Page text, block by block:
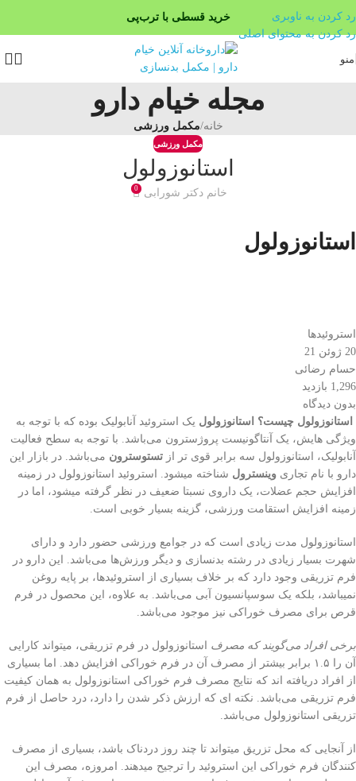
خرید قسطی با ترب‌پی
۴ قسط، بدون کارمزد
بدون ضامن، بدون سود
رد کردن به ناوبری
رد کردن به محتوای اصلی
منو
مجله خیام دارو
خانه/مکمل ورزشی
مکمل ورزشی
استانوزولول
خانم دکتر شورابی 0
استانوزولول
استروئیدها
20 ژوئن 21
حسام رضائی
1,296 بازدید
بدون دیدگاه
استانوزولول چیست؟ استانوزولول یک استروئید آنابولیک بوده که با توجه به
ویژگی هایش، یک آنتاگونیست پروژسترون می‌باشد. با توجه به سطح فعالیت
آنابولیک، استانوزولول سه برابر قوی تر از تستوسترون می‌باشد. در بازار این
دارو با نام تجاری وینسترول شناخته میشود. استروئید استانوزولول در زمینه
افزایش حجم عضلات، یک داروی نسبتا ضعیف در نظر گرفته میشود، اما در
زمینه افزایش استقامت ورزشی، گزینه بسیار خوبی‌ است.
استانوزولول مدت زیادی است که در جوامع ورزشی حضور دارد و دارای
شهرت بسیار زیادی در رشته بدنسازی و دیگر ورزش‌ها می‌باشد. این دارو در
فرم تزریقی وجود دارد که بر خلاف بسیاری از استروئیدها، بر پایه روغن
نمیباشد، بلکه یک سوسپانسیون آبی‌ می‌باشد. به علاوه، این محصول در فرم
قرص برای مصرف خوراکی نیز موجود می‌باشد.
برخی‌ افراد می‌گویند که مصرف استانوزولول در فرم تزریقی، میتواند کارایی
آن را ۱.۵ برابر بیشتر از مصرف آن در فرم خوراکی افزایش دهد. اما بسیاری
از افراد دریافته اند که نتایج مصرف فرم خوراکی استانوزولول به همان کیفیت
فرم تزریقی می‌باشد. نکته ای که ارزش ذکر شدن را دارد، درد حاصل از فرم
تزریقی استانوزولول می‌باشد.
از آنجایی که محل تزریق میتواند تا چند روز دردناک باشد، بسیاری از مصرف
کنندگان فرم خوراکی این استروئید را ترجیح میدهند. امروزه، مصرف این